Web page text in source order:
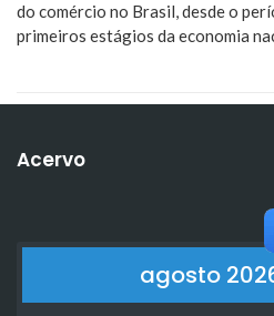
do comércio no Brasil, desde o
primeiros estágios da economia
Acervo
agosto